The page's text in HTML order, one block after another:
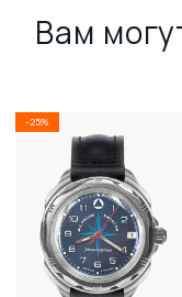
Вам
-25%